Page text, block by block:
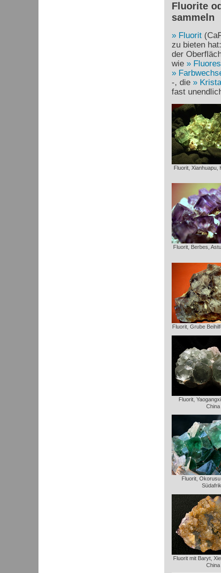
Fluorite
sammeln
Fluorit
zu bieten
der
wie
-, die
fast
Fluorit, Xianhuapu,
Fluorit, Berbes,
Fluorit, Grube
Fluorit,
China
Fluorit,
Fluorit mit Baryt,
China